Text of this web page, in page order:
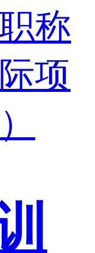
称
项